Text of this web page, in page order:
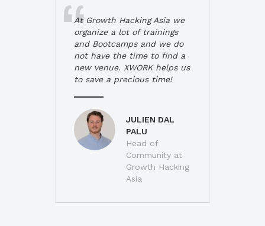
At Growth Hacking Asia we
organize a lot of trainings
and Bootcamps and we do
not have the time to find a
new venue. XWORK helps us
to save a precious time!
JULIEN DAL
PALU
Head of
Community at
Growth Hacking
Asia